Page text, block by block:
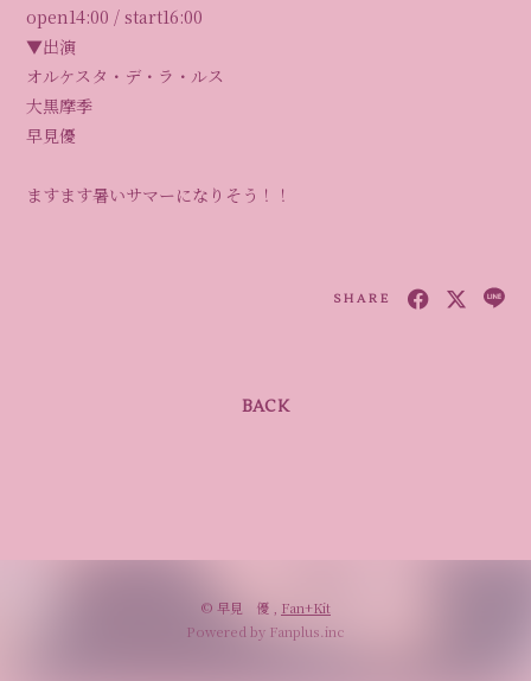
会員登録
open14:00 / start16:00
▼出演
オルケスタ・デ・ラ・ルス
大黒摩季
早見優
ますます暑いサマーになりそう！！
SHARE
BACK
© 早見 優 , Fan+Kit
Powered by Fanplus.inc